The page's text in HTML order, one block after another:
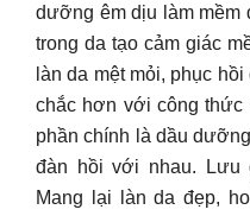
dưỡng êm dịu làm mềm
trong da tạo cảm giác
làn da mệt mỏi, phục
chắc hơn với công thức
phần chính là dầu
đàn hồi với nhau. Lưu
Mang lại làn da đẹp,